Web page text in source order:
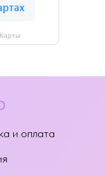
и оплата